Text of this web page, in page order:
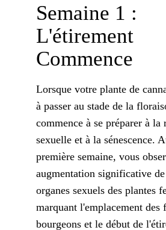
Semaine 1 :
L'étirement
Commence
Lorsque votre plante de
à passer au stade de la
commence à se préparer à la
sexuelle et à la sénescence.
première semaine, vous
augmentation significative
organes sexuels des plantes
marquant l'emplacement des
bourgeons et le début de